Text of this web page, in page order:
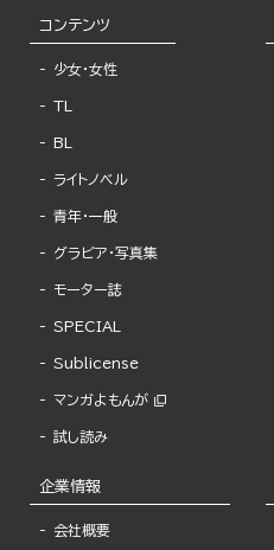
コンテンツ
少女・女性
TL
BL
ライトノベル
青年・一般
グラビア・写真集
モーター誌
SPECIAL
Sublicense
マンガよもんが
試し読み
企業情報
会社概要